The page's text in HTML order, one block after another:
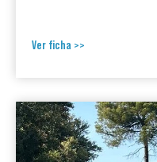
Ver ficha >>